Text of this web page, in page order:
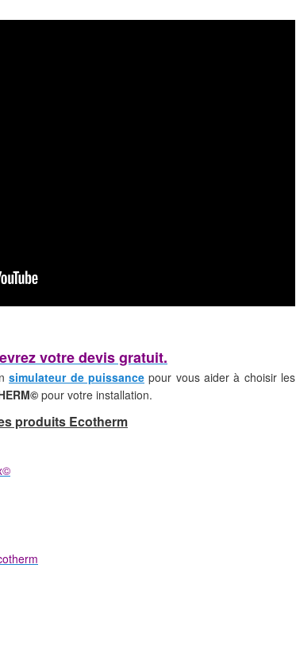
votre devis gratuit.
simulateur de puissancepour vous aider à choisir les
pour votre installation.
produits Ecotherm